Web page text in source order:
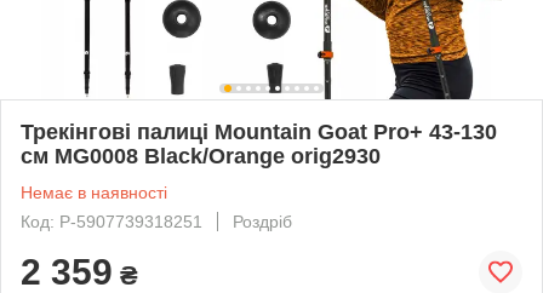
Трекінгові палиці Mountain Goat Pro+ 43-130
см MG0008 Black/Orange orig2930
Немає в наявності
Код: P-5907739318251
Роздріб
2 359 ₴